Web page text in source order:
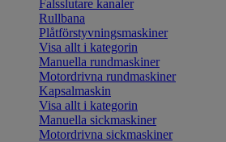
Falsslutare kanaler
Rullbana
Plåtförstyvningsmaskiner
Visa allt i kategorin
Manuella rundmaskiner
Motordrivna rundmaskiner
Kapsalmaskin
Visa allt i kategorin
Manuella sickmaskiner
Motordrivna sickmaskiner